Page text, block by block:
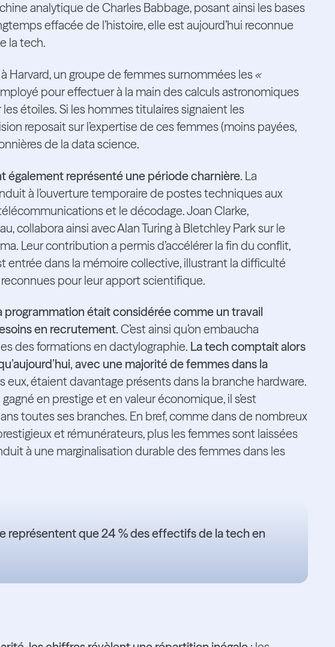
analytique de Charles Babbage, posant ainsi les bases
effacée de l’histoire, elle est aujourd’hui reconnue
la tech.
Harvard, un groupe de femmes surnommées les«
pour effectuer à la main des calculs astronomiques
étoiles. Si les hommes titulaires signaient les
reposait sur l’expertise de ces femmes (moins payées,
de la data science.
également représenté une période charnière. La
à l’ouverture temporaire de postes techniques aux
et le décodage. Joan Clarke,
collabora ainsi avec Alan Turing à Bletchley Park sur le
Leur contribution a permis d’accélérer la fin du conflit,
entrée dans la mémoire collective, illustrant la difficulté
pour leur apport scientifique.
programmation était considérée comme un travail
en recrutement.C’est ainsi qu’on embaucha
des formations en dactylographie. La tech comptait alors
avec une majorité de femmes dans la
eux, étaient davantage présents dans la branche hardware.
en prestige et en valeur économique, il s’est
toutes ses branches. En bref, comme dans de nombreux
et rémunérateurs, plus les femmes sont laissées
à une marginalisation durable des femmes dans les
représentent que24 % des effectifs de la tech en